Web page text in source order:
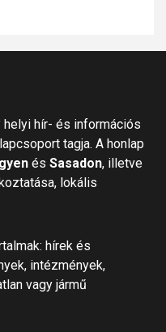
helyi hír- és információs
tagja. A honlap
és Sasadon, illetve
lokális
hírek és
intézmények,
vagy jármű